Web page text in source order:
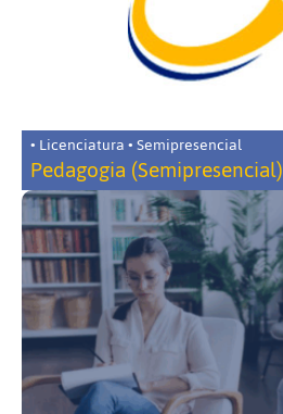
• Licenciatura • Semipresencial
Pedagogia (Semipresencial)